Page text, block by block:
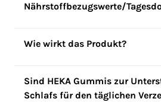
Nährstoffbezugswerte/
Wie wirkt das Produkt?
Sind HEKA Gummis zur
Schlafs für den täglichen